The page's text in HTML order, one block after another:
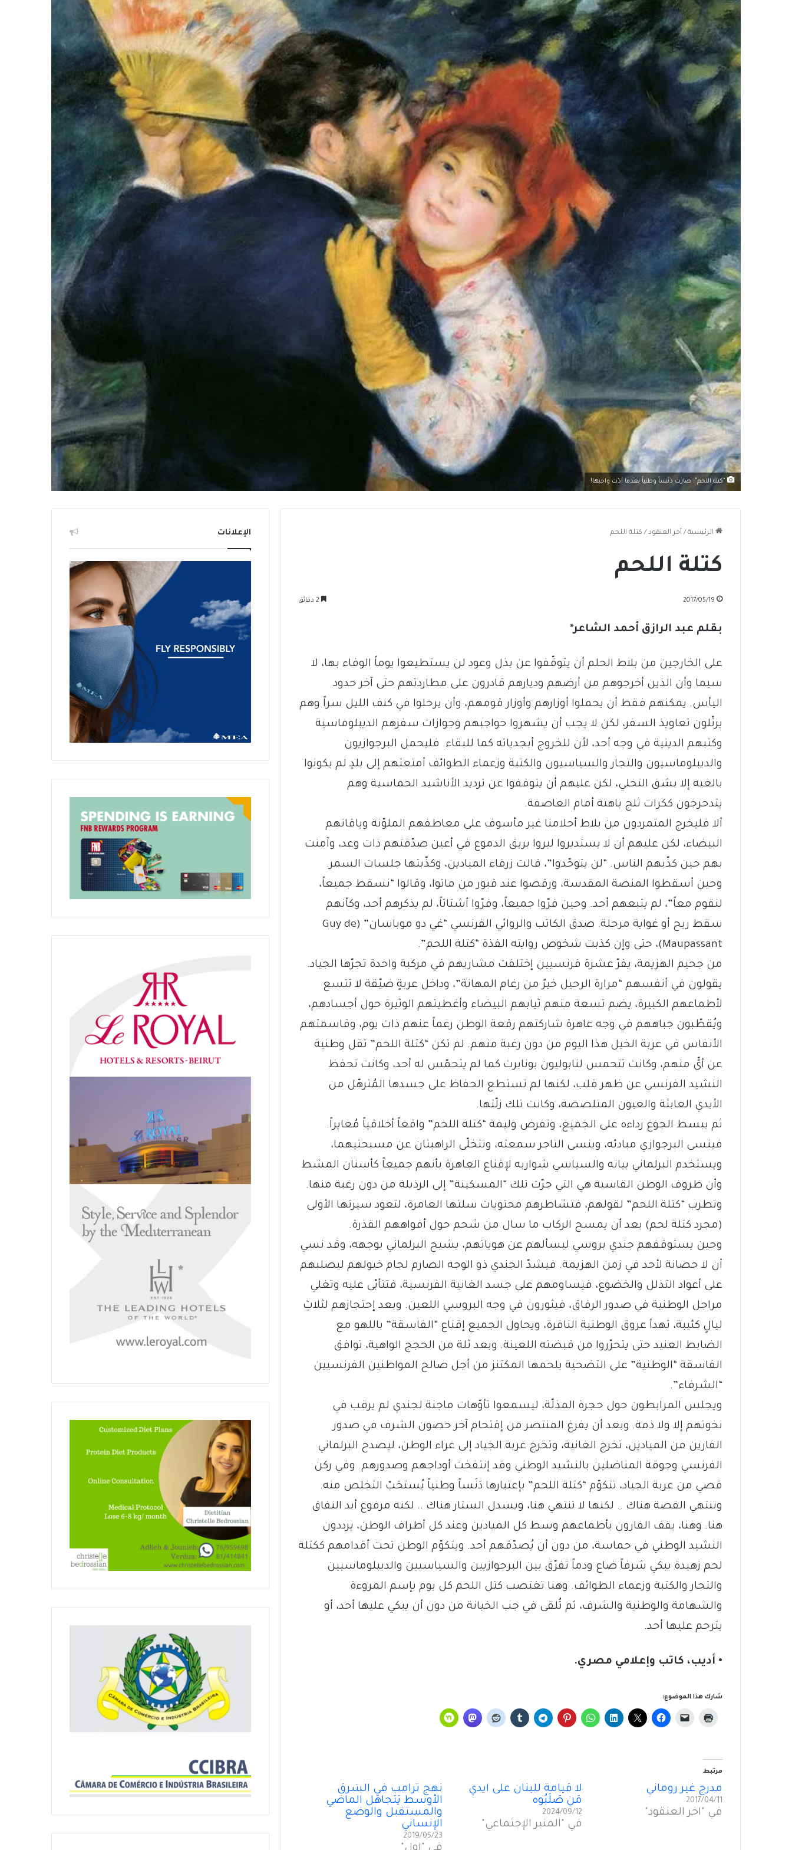
"كتلة اللحم": صارت دَنَساً وطنياً بعدما أدّت واجبها!
الرئيسية / آخر العنقود / كتلة اللحم
كتلة اللحم
2017/05/19
بقلم عبد الرازق أحمد الشاعر*
على الخارجين من بلاط الحلم أن يتوقّفوا عن بذل وعود لن يستطيعوا يوماً الوفاء بها، لا
سيما وأن الذين أخرجوهم من أرضهم وديارهم قادرون على مطاردتهم حتى آخر حدود
اليأس. يمكنهم فقط أن يحملوا أوزارهم وأوزار قومهم، وأن يرحلوا في كنف الليل سراً وهم
يرتّلون تعاويذ السفر، لكن لا يجب أن يشهروا حواجبهم وجوازات سفرهم الديبلوماسية
وكتبهم الدينية في وجه أحد، لأن للخروج أبجدياته كما للبقاء. فليحمل البرجوازيون
والديبلوماسيون والتجار والسياسيون والكتبة وزعماء الطوائف أمتعتهم إلى بلدٍ لم يكونوا
بالغيه إلا بشق التخلي، لكن عليهم أن يتوقفوا عن ترديد الأناشيد الحماسية وهم
يتدحرجون ككرات ثلج باهتة أمام العاصفة.
ألا فليخرج المتمردون من بلاط أحلامنا غير مأسوف على معاطفهم الملوّنة وياقاتهم
البيضاء، لكن عليهم أن لا يستديروا ليروا بريق الدموع في أعين صدّقتهم ذات وعد، وآمنت
بهم حين كذّبهم الناس. “لن يتوحّدوا”، قالت زرقاء الميادين، وكذّبتها جلسات السمر.
وحين أسقطوا المنصة المقدسة، ورقصوا عند قبور من ماتوا، وقالوا “نسقط جميعاً،
لنقوم معاً”، لم يتبعهم أحد. وحين فرّوا جميعاً، وفرّوا أشتاتاً، لم يذكرهم أحد، وكأنهم
سقط ريح أو غواية مرحلة. صدق الكاتب والروائي الفرنسي “غي دو موباسان” (Guy de
Maupassant)، حتى وإن كذبت شخوص روايته الفذة “كتلة اللحم”.
من جحيم الهزيمة، يفرّ عشرة فرنسيين إختلفت مشاربهم في مركبة واحدة تجرّها الجياد.
يقولون في أنفسهم “مرارة الرحيل خيرٌ من رغام المهانة”، وداخل عربةٍ ضيّقة لا تتسع
لأطماعهم الكبيرة، يضم تسعة منهم ثيابهم البيضاء وأغطيتهم الوثيرة حول أجسادهم،
ويُقطّبون جباههم في وجه عاهرة شاركتهم رقعة الوطن رغماً عنهم ذات يوم، وقاسمتهم
الأنفاس في عربة الخيل هذا اليوم من دون رغبة منهم. لم تكن “كتلة اللحم” تقل وطنية
عن أيٍّ منهم، وكانت تتحمس لنابوليون بونابرت كما لم يتحمّس له أحد، وكانت تحفظ
النشيد الفرنسي عن ظهر قلب، لكنها لم تستطع الحفاظ على جسدها المُترهّل من
الأيدي العابثة والعيون المتلصصة، وكانت تلك زلّتها.
ثم يبسط الجوع رداءه على الجميع، وتفرض وليمة “كتلة اللحم” واقعاً أخلاقياً مُغايراً.
فينسى البرجوازي مبادئه، وينسى التاجر سمعته، وتتخلّى الراهبتان عن مسبحتيهما،
ويستخدم البرلماني بيانه والسياسي شواربه لإقناع العاهرة بأنهم جميعاً كأسنان المشط
وأن ظروف الوطن القاسية هي التي جرّت تلك “المسكينة” إلى الرذيلة من دون رغبة منها.
وتطرب “كتلة اللحم” لقولهم، فتشاطرهم محتويات سلتها العامرة، لتعود سيرتها الأولى
(مجرد كتلة لحم) بعد أن يمسح الركاب ما سال من شحم حول أفواههم القذرة.
وحين يستوقفهم جندي بروسي ليسألهم عن هوياتهم، يشيح البرلماني بوجهه، وقد نسي
أن لا حصانة لأحد في زمن الهزيمة. فيشدّ الجندي ذو الوجه الصارم لجام خيولهم ليصلبهم
على أعواد التذلل والخضوع، فيساومهم على جسد الغانية الفرنسية، فتتأبّى عليه وتغلي
مراجل الوطنية في صدور الرفاق، فيثورون في وجه البروسي اللعين. وبعد إحتجازهم لثلاثِ
ليالٍ كئيبة، تهدأ عروق الوطنية النافرة، ويحاول الجميع إقناع “الفاسقة” باللهو مع
الضابط العنيد حتى يتحرّروا من قبضته اللعينة. وبعد ثلة من الحجج الواهية، توافق
الفاسقة “الوطنية” على التضحية بلحمها المكتنز من أجل صالح المواطنين الفرنسيين
“الشرفاء”.
ويجلس المرابطون حول حجرة المذلّة، ليسمعوا تأوّهات ماجنة لجندي لم يرقب في
نخوتهم إلا ولا ذمة. وبعد أن يفرغ المنتصر من إقتحام آخر حصون الشرف في صدور
الفارين من الميادين، تخرج الغانية، وتخرج عربة الجياد إلى عراء الوطن، ليصدح البرلماني
الفرنسي وجوقة المناضلين بالنشيد الوطني وقد إنتفخت أوداجهم وصدورهم. وفي ركن
قصي من عربة الجياد، تتكوّم “كتلة اللحم” بإعتبارها دَنَساً وطنياً يُستحَبّ التخلص منه.
وتنتهي القصة هناك .. لكنها لا تنتهي هنا، ويسدل الستار هناك .. لكنه مرفوع أبد النفاق
هنا. وهنا، يقف الفارون بأطماعهم وسط كل الميادين وعند كل أطراف الوطن، يرددون
النشيد الوطني في حماسة، من دون أن يُصدّقهم أحد. ويتكوّم الوطن تحت أقدامهم ككتلة
لحم زهيدة يبكي شرفاً ضاع ودماً تفرّق بين البرجوازيين والسياسيين والديبلوماسيين
والتجار والكتبة وزعماء الطوائف. وهنا تغتصب كتل اللحم كل يوم بإسم المروءة
والشهامة والوطنية والشرف، ثم تُلقى في جب الخيانة من دون أن يبكي عليها أحد، أو
يترحم عليها أحد.
• أديب، كاتب وإعلامي مصري.
شارك هذا الموضوع:
مرتبط
مدرج غير روماني
2017/04/11
في "آخر العنقود"
لا قيامةَ للبنان على أَيدي
مَن صَلَبُوه
2024/09/12
في "المنبر الإجتماعي"
نهج ترامب في الشرق
الأوسط يَتجاهَل الماضي
والمستقبل والوضع
الإنساني
2019/05/23
زيارةُ السيّدة “سيّدةَ الزيارة”
لبنان فيليب سالم
الإعلانات